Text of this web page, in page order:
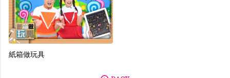
紙箱做玩具